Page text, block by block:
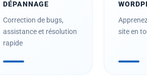
DÉPANNAGE
Correction de bugs,
assistance et résolution
rapide
site en